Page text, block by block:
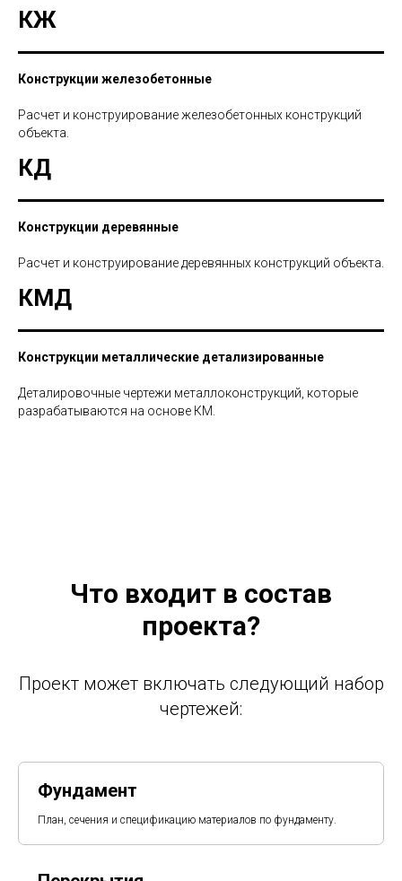
КЖ
Конструкции железобетонные
Расчет и конструирование железобетонных конструкций
объекта.
КД
Конструкции деревянные
Расчет и конструирование деревянных конструкций объекта.
КМД
Конструкции металлические детализированные
Деталировочные чертежи металлоконструкций, которые
разрабатываются на основе КМ.
Что входит в состав
проекта?
Проект может включать следующий набор
чертежей:
Фундамент
План, сечения и спецификацию материалов по фундаменту.